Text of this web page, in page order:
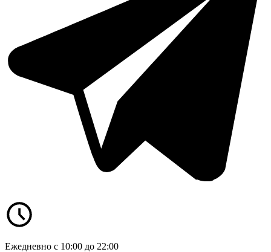
Ежедневно с 10:00 до 22:00